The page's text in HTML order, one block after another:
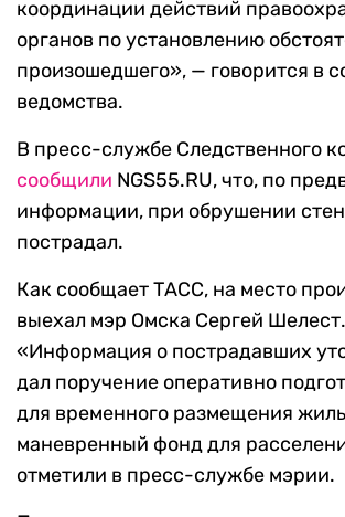
координации действий
органов по установлению
произошедшего», — говорится в
ведомства.
В пресс-службе Следственного
сообщили NGS55.RU, что, по
информации, при обрушении
пострадал.
Как сообщает ТАСС, на место
выехал мэр Омска Сергей Шелест.
«Информация о пострадавших
дал поручение оперативно
для временного размещения
маневренный фонд для
отметили в пресс-службе мэрии.